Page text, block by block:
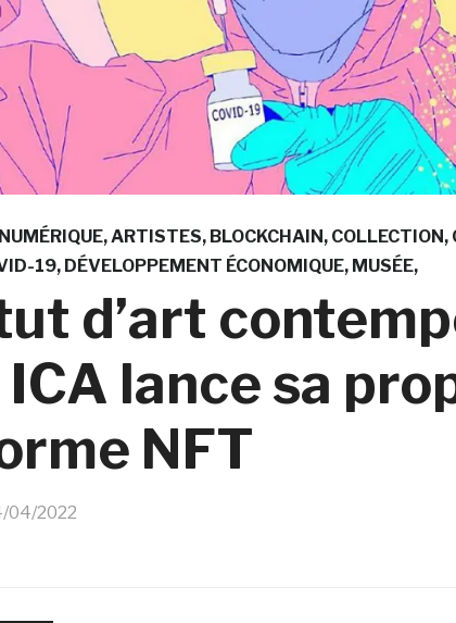
ARTISTES BLOCKCHAIN COLLECTION
19 DÉVELOPPEMENT ÉCONOMIQUE MUSÉE
d’art
lance sa
NFT
04/2022